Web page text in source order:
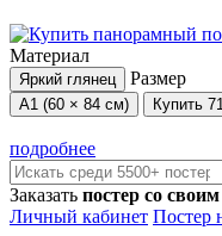
Материал
Яркий глянец Размер
А1 (60 × 84 см) Купить
подробнее
Заказать постер со
Личный кабинет Постер